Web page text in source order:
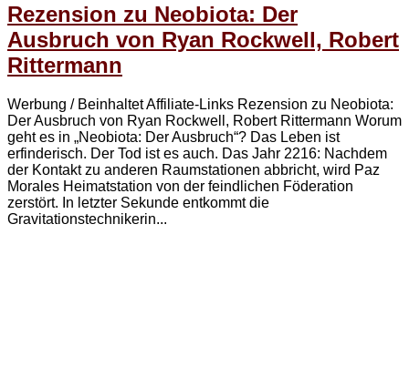
Rezension zu Neobiota: Der
Ausbruch von Ryan Rockwell, Robert
Rittermann
Werbung / Beinhaltet Affiliate-Links Rezension zu Neobiota:
Der Ausbruch von Ryan Rockwell, Robert Rittermann Worum
geht es in „Neobiota: Der Ausbruch“? Das Leben ist
erfinderisch. Der Tod ist es auch. Das Jahr 2216: Nachdem
der Kontakt zu anderen Raumstationen abbricht, wird Paz
Morales Heimatstation von der feindlichen Föderation
zerstört. In letzter Sekunde entkommt die
Gravitationstechnikerin...